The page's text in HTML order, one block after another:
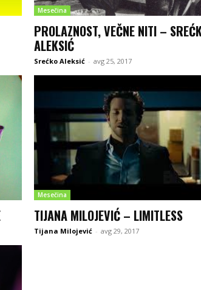
Mesečina
PROLAZNOST, VEČNE NITI –
ALEKSIĆ
Srećko Aleksić - avg 25, 2017
Mesečina
TIJANA MILOJEVIĆ – LIMITLESS
Tijana Milojević - avg 29, 2017